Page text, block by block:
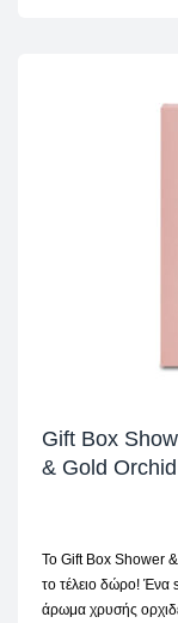
Gift Box
& Gold Orchid
To Gift Box Shower
το τέλειο δώρο!
άρωμα χρυσής